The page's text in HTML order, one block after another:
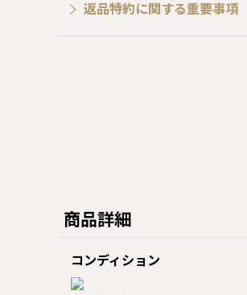
返品特約に関する重要事項
商品詳細
コンディション